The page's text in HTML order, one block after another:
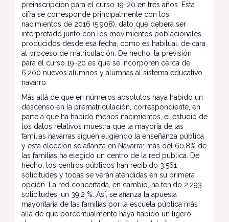
preinscripción para el curso 19-20 en tres años. Esta
cifra se corresponde principalmente con los
nacimientos de 2016 (5.908), dato que deberá ser
interpretado junto con los movimientos poblacionales
producidos desde esa fecha, como es habitual, de cara
al proceso de matriculación. De hecho, la previsión
para el curso 19-20 es que se incorporen cerca de
6.200 nuevos alumnos y alumnas al sistema educativo
navarro.
Más allá de que en números absolutos haya habido un
descenso en la prematriculación, correspondiente, en
parte a que ha habido menos nacimientos, el estudio de
los datos relativos muestra que la mayoría de las
familias navarras siguen eligiendo la enseñanza pública
y esta elección se afianza en Navarra: más del 60,8% de
las familias ha elegido un centro de la red pública. De
hecho, los centros públicos han recibido 3.561
solicitudes y todas se verán atendidas en su primera
opción. La red concertada, en cambio, ha tenido 2.293
solicitudes, un 39,2 %. Así, se afianza la apuesta
mayoritaria de las familias por la escuela pública más
allá de que porcentualmente haya habido un ligero